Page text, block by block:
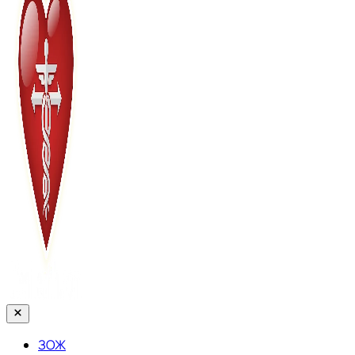
Закрыть
меню
ЗОЖ